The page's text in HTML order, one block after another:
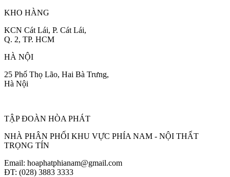
KHO HÀNG
KCN Cát Lái, P. Cát Lái,
Q. 2, TP. HCM
HÀ NỘI
25 Phố Thọ Lão, Hai Bà Trưng,
Hà Nội
TẬP ĐOÀN HÒA PHÁT
NHÀ PHÂN PHỐI KHU VỰC PHÍA NAM - NỘI THẤT
TRỌNG TÍN
Email: hoaphatphianam@gmail.com
ĐT: (028) 3883 3333